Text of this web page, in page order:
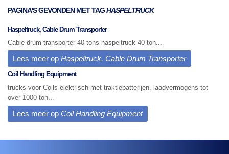
PAGINA'S GEVONDEN MET TAGHASPELTRUCK
Haspeltruck, Cable Drum Transporter
Cable drum transporter 40 tons haspeltruck 40 ton...
Lees meer op Haspeltruck, Cable Drum Transporter
Coil Handling Equipment
trucks voor Coils elektrisch met traktiebatterijen. laadvermogens tot
over 1000 ton...
Lees meer op Coil Handling Equipment